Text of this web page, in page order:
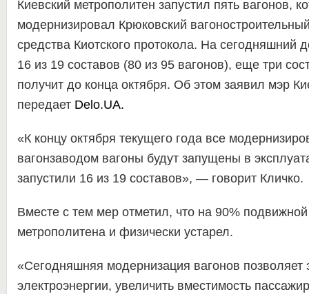
Киевский метрополитен запустил пять вагонов,
модернизировал Крюковский
средства Киотского протокола. На сегодняшний
16 из 19 составов (80 из 95 вагонов), еще три
получит до конца октября. Об этом заявил мэр
передает Delo.UA.
«К концу октября текущего года все
вагонзаводом вагоны будут запущены в
запустили 16 из 19 составов», — говорит Кличко.
Вместе с тем мер отметил, что на 90% подвижной
метрополитена и физически устарел.
«Сегодняшняя модернизация вагонов позволяет
электроэнергии, увеличить вместимость